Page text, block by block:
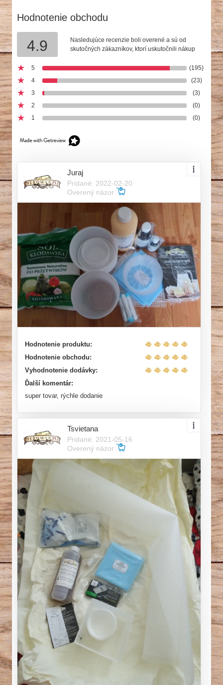
Hodnotenie obchodu
4.9
Nasledujúce recenzie boli overené a sú od
skutočných zákazníkov, ktorí uskutočnili nákup
5
(195)
4
(23)
3
(3)
2
(0)
1
(0)
Juraj
Pridané: 2022-02-20
Overený názor
Hodnotenie produktu:
Hodnotenie obchodu:
Vyhodnotenie dodávky:
Ďalší komentár:
super tovar, rýchle dodanie
Tsvietana
Pridané: 2021-05-16
Overený názor